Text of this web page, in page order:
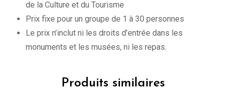
de la Culture et du Tourisme
Prix fixe pour un groupe de 1 à 30 personnes
Le prix n’inclut ni les droits d’entrée dans les
monuments et les musées, ni les repas.
Produits similaires